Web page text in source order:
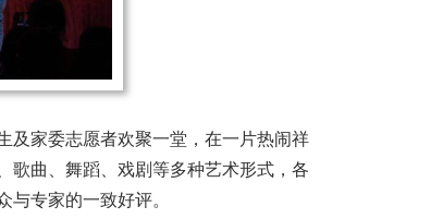
及家委志愿者欢聚一堂，在一片热闹祥
歌曲、舞蹈、戏剧等多种艺术形式，各
专家的一致好评。